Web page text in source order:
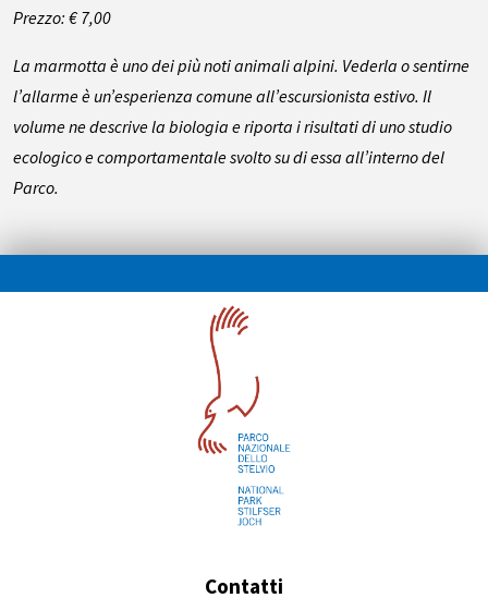
Prezzo: € 7,00
La marmotta è uno dei più noti animali alpini. Vederla o sentirne
l’allarme è un’esperienza comune all’escursionista estivo. Il
volume ne descrive la biologia e riporta i risultati di uno studio
ecologico e comportamentale svolto su di essa all’interno del
Parco.
Contatti